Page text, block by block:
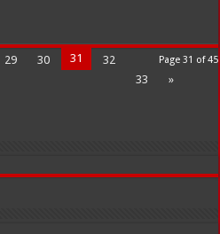
Page 31 of 45
29 30 31
32
33
»